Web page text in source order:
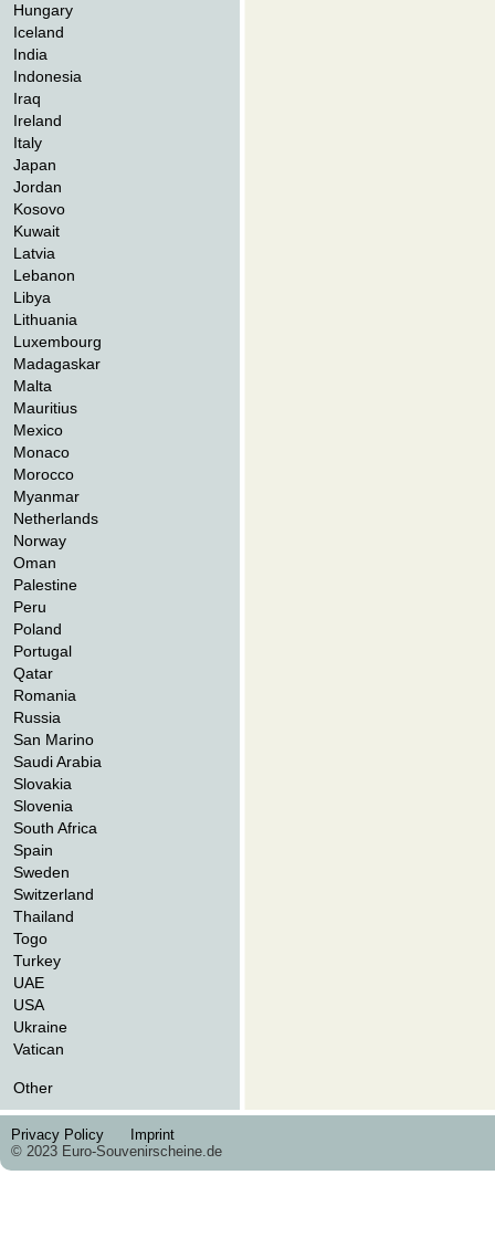
Hungary
Iceland
India
Indonesia
Iraq
Ireland
Italy
Japan
Jordan
Kosovo
Kuwait
Latvia
Lebanon
Libya
Lithuania
Luxembourg
Madagaskar
Malta
Mauritius
Mexico
Monaco
Morocco
Myanmar
Netherlands
Norway
Oman
Palestine
Peru
Poland
Portugal
Qatar
Romania
Russia
San Marino
Saudi Arabia
Slovakia
Slovenia
South Africa
Spain
Sweden
Switzerland
Thailand
Togo
Turkey
UAE
USA
Ukraine
Vatican
Other
Privacy Policy
Imprint
© 2023 Euro-Souvenirscheine.de